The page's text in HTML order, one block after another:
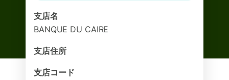
支店名
BANQUE DU CAIRE
支店住所
支店コード